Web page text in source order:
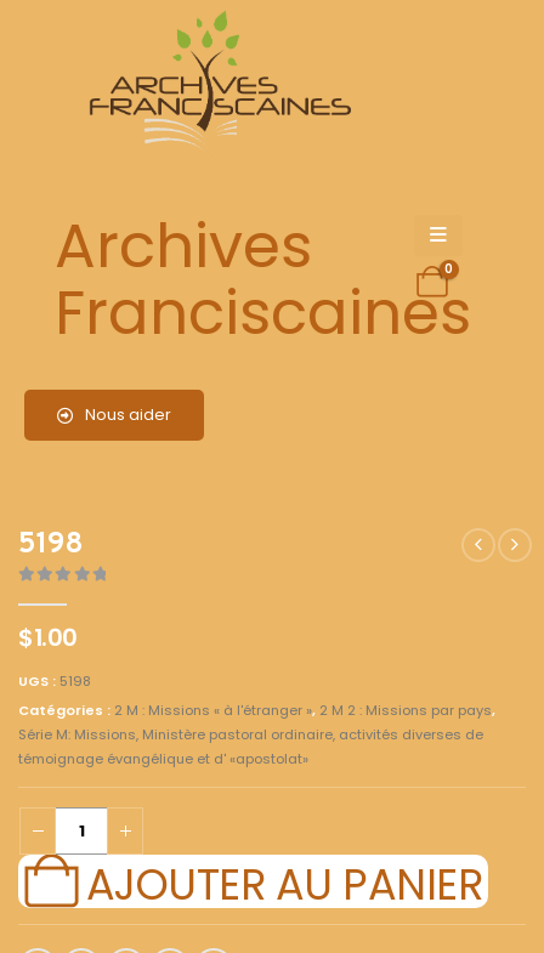
Archives
Franciscaines
Nous aider
0
5198
$1.00
UGS : 5198
Catégories : 2 M : Missions « à l'étranger », 2 M 2 : Missions par pays,
Série M: Missions, Ministère pastoral ordinaire, activités diverses de
témoignage évangélique et d' «apostolat»
AJOUTER AU PANIER